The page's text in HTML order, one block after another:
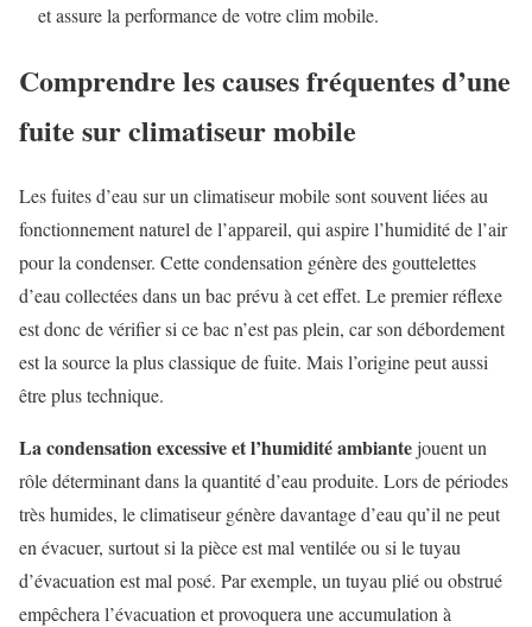
et assure la performance de votre clim mobile.
Comprendre les causes fréquentes d’une
fuite sur climatiseur mobile
Les fuites d’eau sur un climatiseur mobile sont souvent liées au
fonctionnement naturel de l’appareil, qui aspire l’humidité de l’air
pour la condenser. Cette condensation génère des gouttelettes
d’eau collectées dans un bac prévu à cet effet. Le premier réflexe
est donc de vérifier si ce bac n’est pas plein, car son débordement
est la source la plus classique de fuite. Mais l’origine peut aussi
être plus technique.
La condensation excessive et l’humidité ambiantejouent un
rôle déterminant dans la quantité d’eau produite. Lors de périodes
très humides, le climatiseur génère davantage d’eau qu’il ne peut
en évacuer, surtout si la pièce est mal ventilée ou si le tuyau
d’évacuation est mal posé. Par exemple, un tuyau plié ou obstrué
empêchera l’évacuation et provoquera une accumulation à